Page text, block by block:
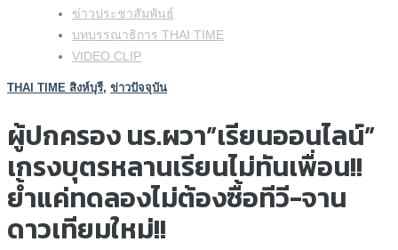
ข่าวประชาสัมพันธ์
บทบรรณาธิการ THAI TIME
VIDEO CLIP
THAI TIME สิงห์บุรี, ข่าวปัจจุบัน
ผู้ปกครอง นร.ผวา”เรียนออนไลน์”
เกรงบุตรหลานเรียนไม่ทันเพื่อน!!
ย้ำแค่ทดลองไม่ต้องซื้อทีวี-จาน
ดาวเทียมใหม่!!